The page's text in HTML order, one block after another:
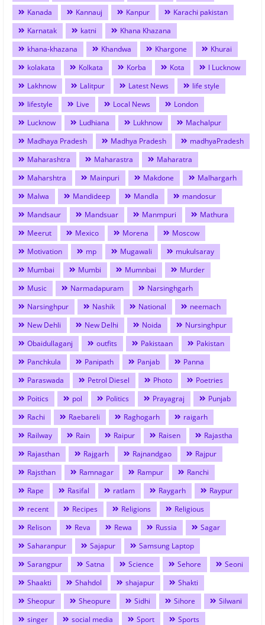
Kanada
Kannauj Kanpur
Karachi pakistan
Karnatak
katni
Khana Khazana
khana-khazana
Khandwa Khargone
Khurai
kolakata
Kolkata Korba Kota
l Lucknow
Lakhnow
Lalitpur Latest News
life style
lifestyle
Live Local News
London
Lucknow
Ludhiana Lukhnow
Machalpur
Madhaya Pradesh
Madhya Pradesh
madhyaPradesh
Maharashtra
Maharastra
Maharatra
Maharshtra
Mainpuri Makdone
Malhargarh
Malwa
Mandideep Mandla
mandosur
Mandsaur
Mandsuar Manmpuri
Mathura
Meerut
Mexico Morena
Moscow
Motivation
mp Mugawali
mukulsaray
Mumbai
Mumbi Mumnbai
Murder
Music
Narmadapuram
Narsinghgarh
Narsinghpur
Nashik National
neemach
New Dehli
New Delhi Noida
Nursinghpur
Obaidullaganj
outfits Pakistaan
Pakistan
Panchkula
Panipath Panjab
Panna
Paraswada
Petrol Diesel Photo
Poetries
Poitics
pol Politics Prayagraj
Punjab
Rachi
Raebareli Raghogarh
raigarh
Railway
Rain Raipur Raisen
Rajastha
Rajasthan
Rajgarh Rajnandgao
Rajpur
Rajsthan
Ramnagar Rampur
Ranchi
Rape
Rasifal ratlam Raygarh
Raypur
recent
Recipes Religions
Religious
Relison
Reva Rewa Russia
Sagar
Saharanpur
Sajapur
Samsung Laptop
Sarangpur
Satna Science Sehore
Seoni
Shaakti
Shahdol shajapur
Shakti
Sheopur
Sheopure Sidhi Sihore
Silwani
singer
social media Sport
Sports